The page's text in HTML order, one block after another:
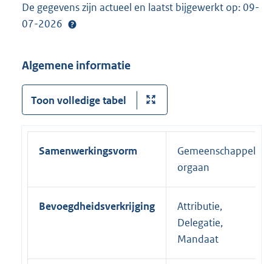
De gegevens zijn actueel en laatst bijgewerkt op: 09-
07-2026
Algemene informatie
Toon volledige tabel
Samenwerkingsvorm
Gemeenschappelijk
orgaan
Bevoegdheidsverkrijging
Attributie,
Delegatie,
Mandaat